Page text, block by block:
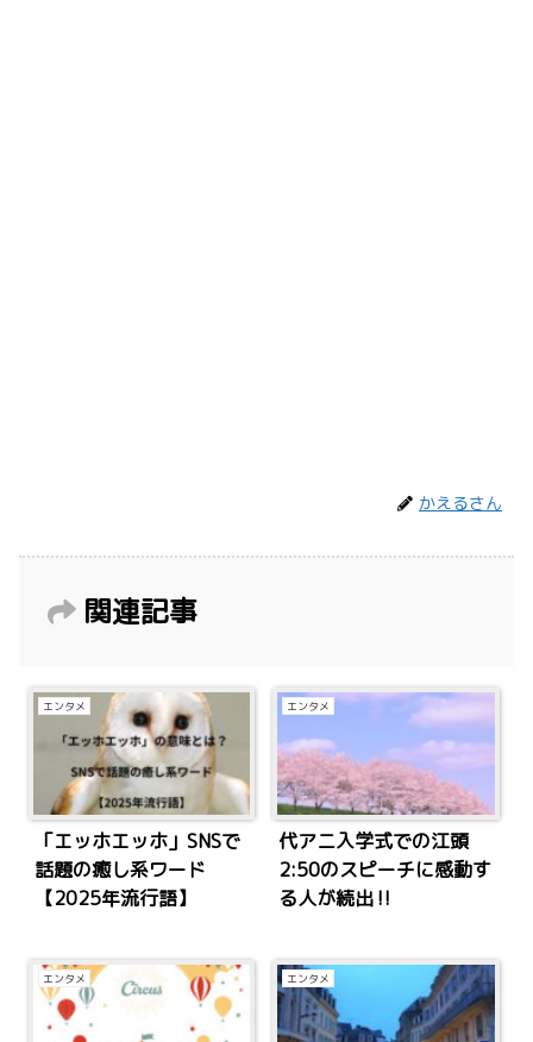
かえるさん
関連記事
エンタメ
「エッホエッホ」SNSで
話題の癒し系ワード
【2025年流行語】
エンタメ
代アニ入学式での江頭
2:50のスピーチに感動す
る人が続出‼
エンタメ エンタメ